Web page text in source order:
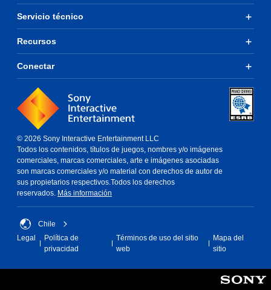
Servicio técnico
Recursos
Conectar
© 2026 Sony Interactive Entertainment LLC
Todos los contenidos, títulos de juegos, nombres y/o imágenes
comerciales, marcas comerciales, arte e imágenes asociadas
son marcas comerciales y/o material con derechos de autor de
sus propietarios respectivos.Todos los derechos
reservados. Más información
Chile
Legal
Política de
privacidad
Términos de uso del sitio
web
Mapa del
sitio